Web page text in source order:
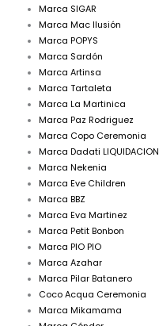
Marca SIGAR
Marca Mac Ilusión
Marca POPYS
Marca Sardón
Marca Artinsa
Marca Tartaleta
Marca La Martinica
Marca Paz Rodriguez
Marca Copo Ceremonia
Marca Dadati LIQUIDACION
Marca Nekenia
Marca Eve Children
Marca BBZ
Marca Eva Martinez
Marca Petit Bonbon
Marca PIO PIO
Marca Azahar
Marca Pilar Batanero
Coco Acqua Ceremonia
Marca Mikamama